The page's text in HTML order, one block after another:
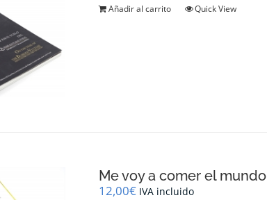
Añadir al carrito Quick View
Me voy a comer el mundo
12,00€ IVA incluido